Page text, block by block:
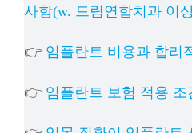
사항(w. 드림연합치과 이
👉 임플란트 비용과 합리
👉 임플란트 보험 적용 조